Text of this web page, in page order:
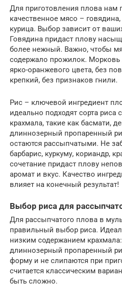
Для приготовления плова нам
качественное мясо –
курица. Выбор зависит от
Говядина придаст плову
более нежный. Важно, чтобы
содержало прожилок.
ярко-оранжевого цвета, без
крепкий, без признаков гнили.
Рис – ключевой ингредиент
идеально подходят сорта
крахмала, такие как басмати,
длиннозерный пропаренный
остаются рассыпчатыми. Не
барбарис, куркуму, кориандр,
сочетание придаст плову
аромат и вкус. Качество
влияет на конечный результат!
Выбор риса для
Для рассыпчатого плова в
правильный выбор риса.
низким содержанием
длиннозерный пропаренный
форму и не слипаются при
считается классическим
быть сложно.